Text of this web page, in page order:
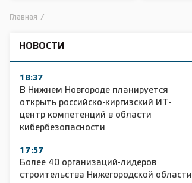
Главная /
НОВОСТИ
18:37
В Нижнем Новгороде планируется
открыть российско-киргизский ИТ-
центр компетенций в области
кибербезопасности
17:57
Более 40 организаций-лидеров
строительства Нижегородской области